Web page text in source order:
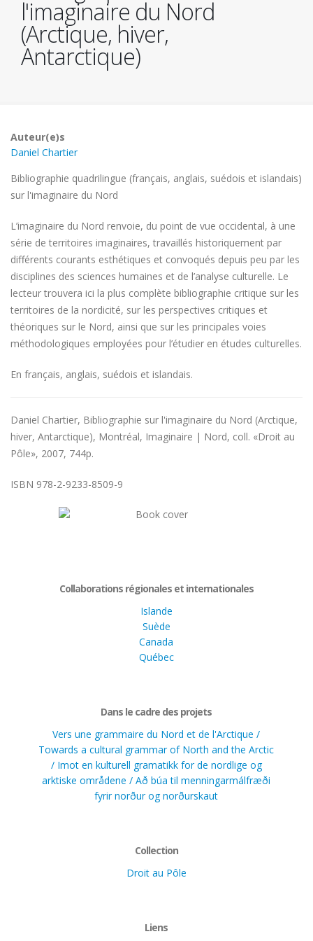
l'imaginaire du Nord
(Arctique, hiver,
Antarctique)
Auteur(e)s
Daniel Chartier
Bibliographie quadrilingue (français, anglais, suédois et islandais)
sur l'imaginaire du Nord
L’imaginaire du Nord renvoie, du point de vue occidental, à une
série de territoires imaginaires, travaillés historiquement par
différents courants esthétiques et convoqués depuis peu par les
disciplines des sciences humaines et de l’analyse culturelle. Le
lecteur trouvera ici la plus complète bibliographie critique sur les
territoires de la nordicité, sur les perspectives critiques et
théoriques sur le Nord, ainsi que sur les principales voies
méthodologiques employées pour l’étudier en études culturelles.
En français, anglais, suédois et islandais.
Daniel Chartier, Bibliographie sur l'imaginaire du Nord (Arctique,
hiver, Antarctique), Montréal, Imaginaire | Nord, coll. «Droit au
Pôle», 2007, 744p.
ISBN 978-2-9233-8509-9
Collaborations régionales et internationales
Islande
Suède
Canada
Québec
Dans le cadre des projets
Vers une grammaire du Nord et de l'Arctique /
Towards a cultural grammar of North and the Arctic
/ Imot en kulturell gramatikk for de nordlige og
arktiske områdene / Að búa til menningarmálfræði
fyrir norður og norðurskaut
Collection
Droit au Pôle
Liens